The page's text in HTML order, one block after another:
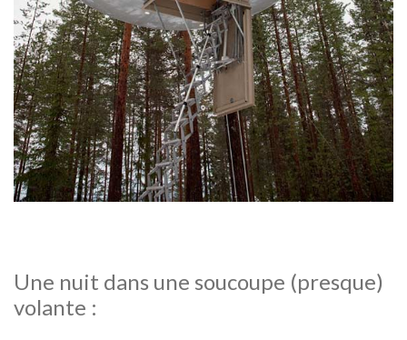
Une nuit dans une soucoupe (presque)
volante :